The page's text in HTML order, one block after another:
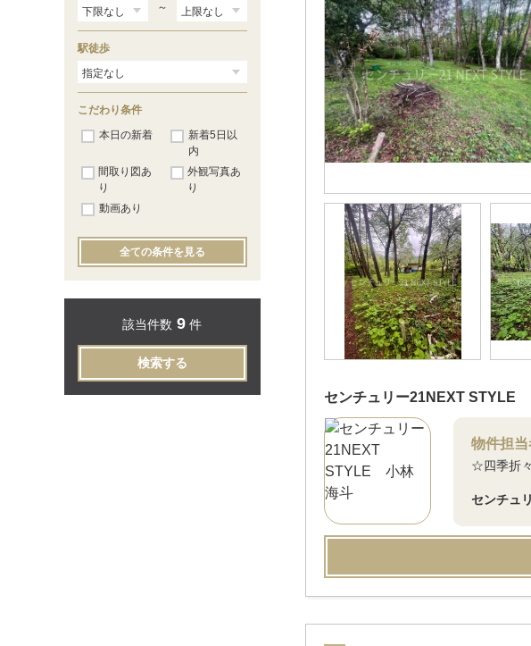
センチュリー21NEXT STYLE
物件担当
☆四季折
センチュ
～
駅徒歩
こだわり条件
本日の新着
新着5日以
内
間取り図あ
り
外観写真あ
り
動画あり
全ての条件を見る
該当件数 9 件
検索する